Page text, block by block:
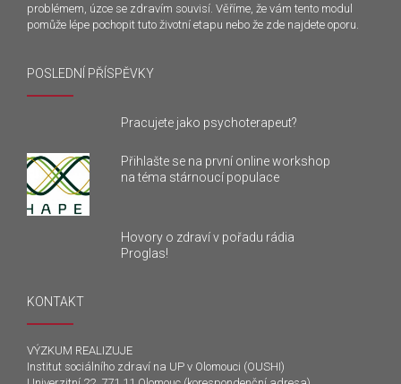
problémem, úzce se zdravím souvisí. Věříme, že vám tento modul
pomůže lépe pochopit tuto životní etapu nebo že zde najdete oporu.
POSLEDNÍ PŘÍSPĚVKY
Pracujete jako psychoterapeut?
Přihlašte se na první online workshop
na téma stárnoucí populace
Hovory o zdraví v pořadu rádia
Proglas!
KONTAKT
VÝZKUM REALIZUJE
Institut sociálního zdraví na UP v Olomouci (OUSHI)